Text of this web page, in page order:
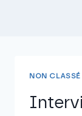
NON CLASSÉ